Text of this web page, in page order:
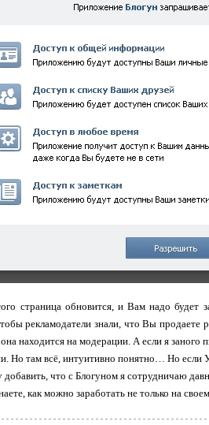
страница обновится, и Вам надо будет
рекламодатели знали, что Вы
находится на модерации. А если я
Но там всё, интуитивно понятно… Но если
добавить, что с Блогуном я сотрудничаю
как можно заработать не только на